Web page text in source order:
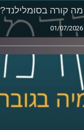
מה קורה בסומלילנד?
01/07/2026